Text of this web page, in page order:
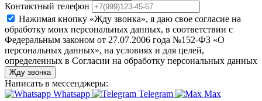
Контактный телефон
Нажимая кнопку «Жду звонка», я даю свое согласие на
обработку моих персональных данных, в соответствии с
Федеральным законом от 27.07.2006 года №152-ФЗ «О
персональных данных», на условиях и для целей,
определенных в Согласии на обработку персональных данных
Жду звонка
Написать в мессенджеры:
Whatsapp
Telegram
Max